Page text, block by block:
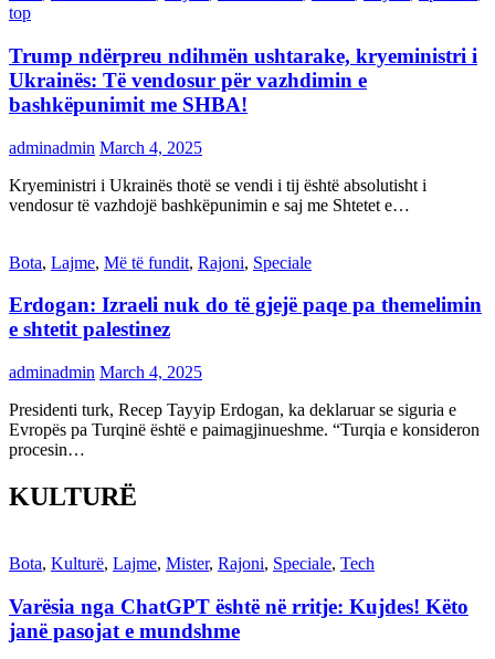
top
Trump ndërpreu ndihmën ushtarake, kryeministri i
Ukrainës: Të vendosur për vazhdimin e
bashkëpunimit me SHBA!
adminadmin March 4, 2025
Kryeministri i Ukrainës thotë se vendi i tij është absolutisht i
vendosur të vazhdojë bashkëpunimin e saj me Shtetet e…
Bota, Lajme, Më të fundit, Rajoni, Speciale
Erdogan: Izraeli nuk do të gjejë paqe pa themelimin
e shtetit palestinez
adminadmin March 4, 2025
Presidenti turk, Recep Tayyip Erdogan, ka deklaruar se siguria e
Evropës pa Turqinë është e paimagjinueshme. “Turqia e konsideron
procesin…
KULTURË
Bota, Kulturë, Lajme, Mister, Rajoni, Speciale, Tech
Varësia nga ChatGPT është në rritje: Kujdes! Këto
janë pasojat e mundshme